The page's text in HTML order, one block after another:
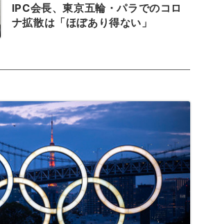
IPC会長、東京五輪・パラでのコロ
ナ拡散は「ほぼあり得ない」